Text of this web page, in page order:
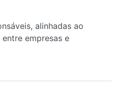
alinhadas ao
empresas e